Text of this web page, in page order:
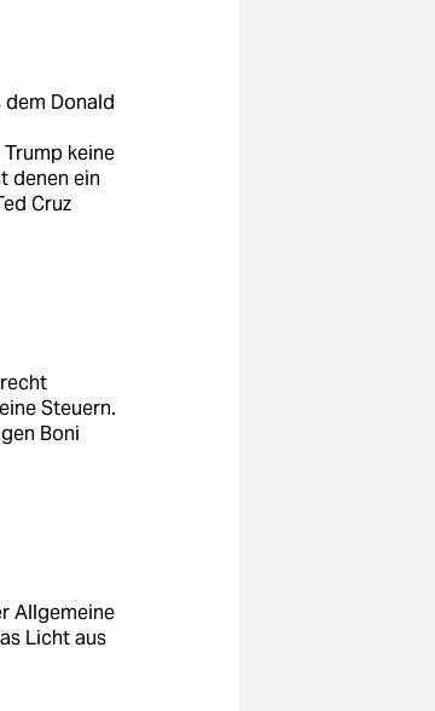
Donald
keine
denen ein
Cruz
Steuern.
Boni
Allgemeine
Licht aus